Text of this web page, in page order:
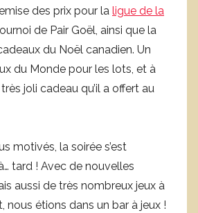
des prix pour la ligue de la
de Pair Goël, ainsi que la
du Noël canadien. Un
du Monde pour les lots, et à
joli cadeau qu’il a offert au
motivés, la soirée s’est
tard ! Avec de nouvelles
aussi de très nombreux jeux à
nous étions dans un bar à jeux !